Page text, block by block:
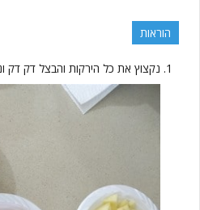
הוראות
נקצוץ את כל הירקות והבצל דק דק